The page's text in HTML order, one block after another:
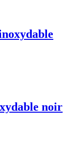
noir